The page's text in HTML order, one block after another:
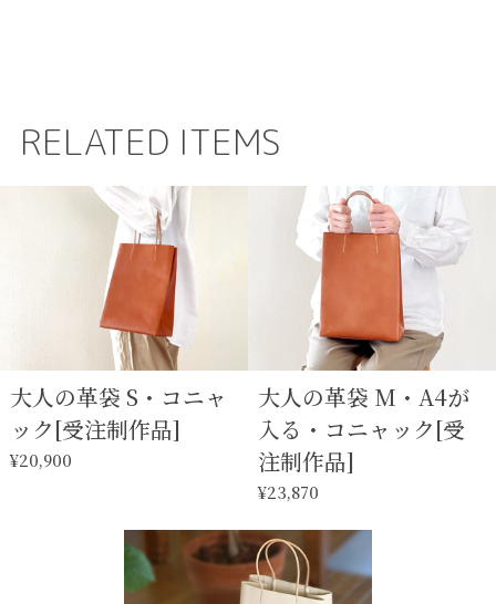
RELATED ITEMS
大人の革袋 S・コニャ
ック[受注制作品]
¥20,900
大人の革袋 M・A4が
入る・コニャック[受
注制作品]
¥23,870